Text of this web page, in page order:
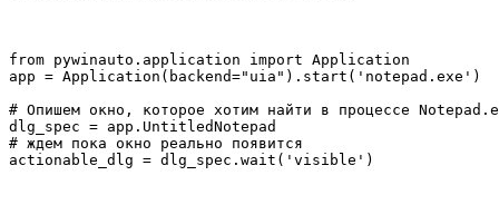
from pywinauto.application import Application
app = Application(backend="uia").start('notepad.exe')
# Опишем окно, которое хотим найти в процессе
dlg_spec = app.UntitledNotepad
# ждем пока окно реально появится
actionable_dlg = dlg_spec.wait('visible')